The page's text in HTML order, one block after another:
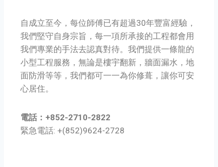
自成立至今，每位師傅已有超過30年豐富經驗，
我們堅守自身宗旨，每一項所承接的工程都會用
我們專業的手法去認真對待。我們提供一條龍的
小型工程服務，無論是樓宇翻新，牆面漏水，地
面防滑等等，我們都可一一為你修葺，讓你可安
心居住。
電話：+852-2710-2822
緊急電話: +(852)9624-2728